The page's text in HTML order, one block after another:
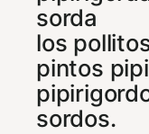
sorda
los
pintos
sordos.